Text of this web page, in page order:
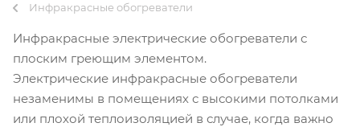
Инфракрасные обогреватели
Инфракрасные электрические обогреватели с
плоским греющим элементом.
Электрические инфракрасные обогреватели
незаменимы в помещениях с высокими потолками
или плохой теплоизоляцией в случае, когда важно